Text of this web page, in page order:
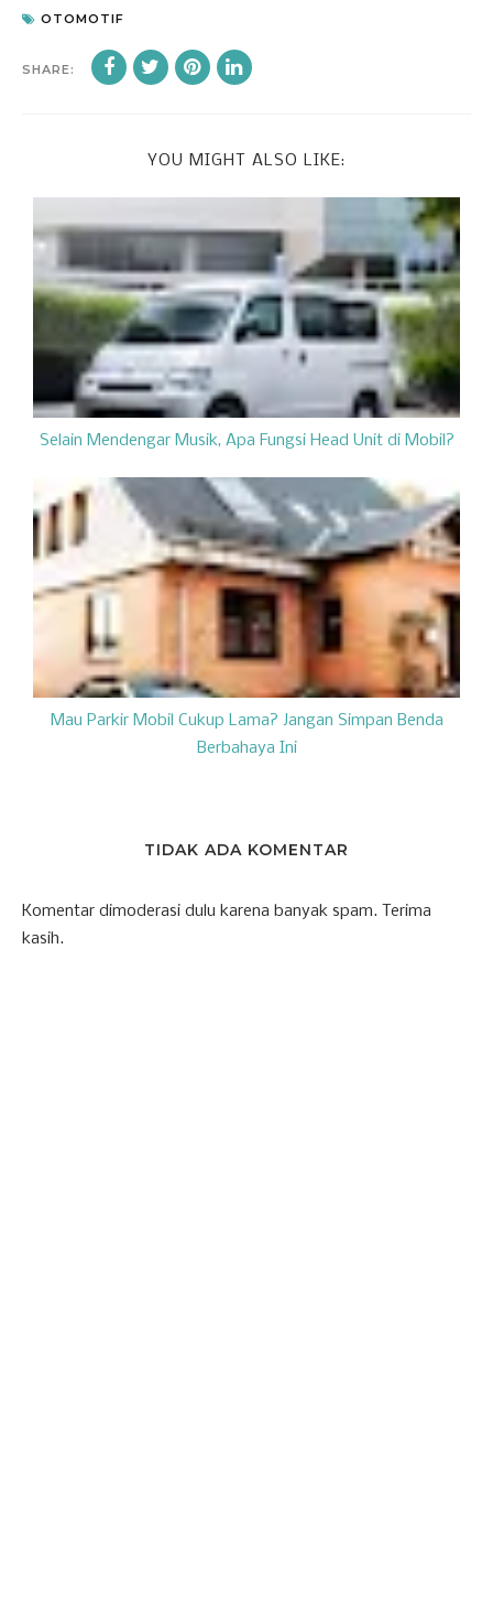
OTOMOTIF
SHARE:
YOU MIGHT ALSO LIKE:
Selain Mendengar Musik, Apa Fungsi Head Unit di Mobil?
Mau Parkir Mobil Cukup Lama? Jangan Simpan Benda
Berbahaya Ini
TIDAK ADA KOMENTAR
Komentar dimoderasi dulu karena banyak spam. Terima
kasih.